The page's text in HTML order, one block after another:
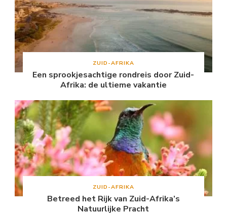
ZUID-AFRIKA
Een sprookjesachtige rondreis door Zuid-
Afrika: de ultieme vakantie
ZUID-AFRIKA
Betreed het Rijk van Zuid-Afrika’s
Natuurlijke Pracht